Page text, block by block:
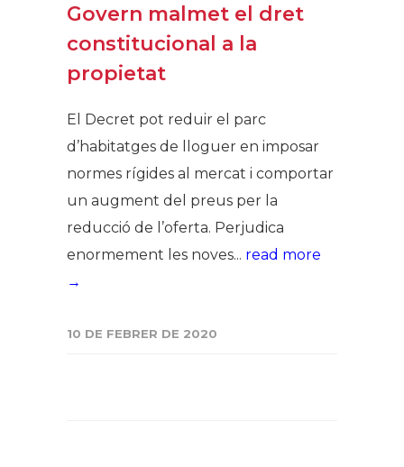
Govern malmet el dret
constitucional a la
propietat
El Decret pot reduir el parc
d’habitatges de lloguer en imposar
normes rígides al mercat i comportar
un augment del preus per la
reducció de l’oferta. Perjudica
enormement les noves... read more
→
10 DE FEBRER DE 2020